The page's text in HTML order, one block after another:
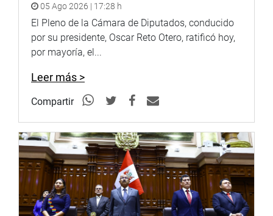
05 Ago 2026 | 17:28 h
El Pleno de la Cámara de Diputados, conducido
por su presidente, Oscar Reto Otero, ratificó hoy,
por mayoría, el...
Leer más >
Compartir